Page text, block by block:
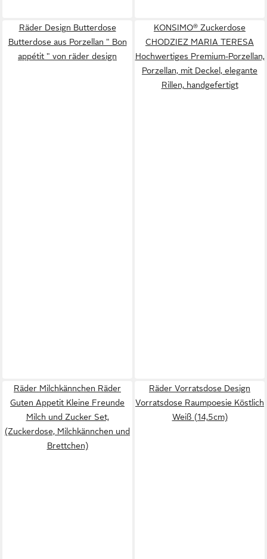
Räder Design Butterdose
Butterdose aus Porzellan " Bon
appétit " von räder design
KONSIMO® Zuckerdose
CHODZIEZ MARIA TERESA
Hochwertiges Premium-Porzellan,
Porzellan, mit Deckel, elegante
Rillen, handgefertigt
Räder Milchkännchen Räder
Guten Appetit Kleine Freunde
Milch und Zucker Set,
(Zuckerdose, Milchkännchen und
Brettchen)
Räder Vorratsdose Design
Vorratsdose Raumpoesie Köstlich
Weiß (14,5cm)